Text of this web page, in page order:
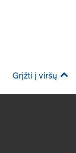
Grįžti į viršų